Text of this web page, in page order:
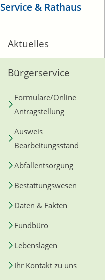
Service & Rathaus
Aktuelles
Bürgerservice
Formulare/Online
Antragstellung
Ausweis
Bearbeitungsstand
Abfallentsorgung
Bestattungswesen
Daten & Fakten
Fundbüro
Lebenslagen
Ihr Kontakt zu uns